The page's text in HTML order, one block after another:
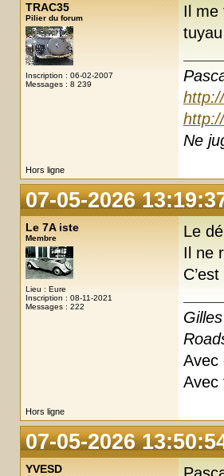
TRAC35
Pilier du forum
Inscription : 06-02-2007
Messages : 8 239
Il me
tuyau
Ne
Hors ligne
07-05-2026
Le 7A iste
Membre
Lieu : Eure
Inscription : 08-11-2021
Messages : 222
Le
Il ne
Avec
Avec
Hors ligne
07-05-2026
YVESD